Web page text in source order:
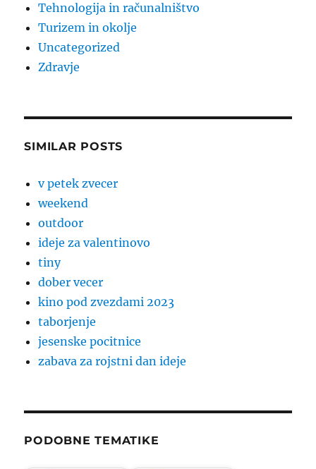
Tehnologija in računalništvo
Turizem in okolje
Uncategorized
Zdravje
SIMILAR POSTS
v petek zvecer
weekend
outdoor
ideje za valentinovo
tiny
dober vecer
kino pod zvezdami 2023
taborjenje
jesenske pocitnice
zabava za rojstni dan ideje
PODOBNE TEMATIKE